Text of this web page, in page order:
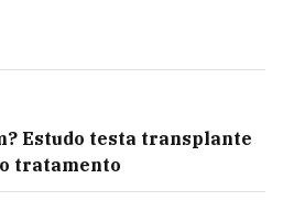
Estudo testa transplante
tratamento